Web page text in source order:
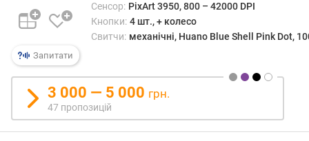
с
о
а
м
і
н
р
Запитати
Сенсор: PixArt 3950, 800 – 42000 DPI
Кнопки: 4 шт., + колесо
Свитчи: механічні, Huano Blue Shell Pink Dot,
3 000 — 5 000 грн.
47 пропозицій